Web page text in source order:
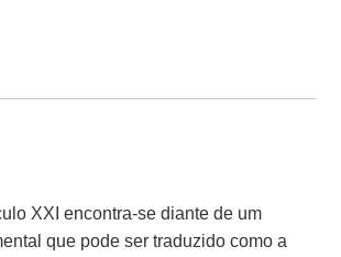
XXI encontra-se diante de um
que pode ser traduzido como a